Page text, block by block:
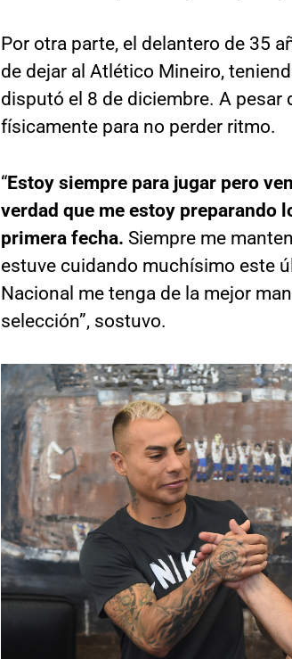
Por otra parte, el delantero de 35
de dejar al Atlético Mineiro,
disputó el 8 de diciembre. A pesar
físicamente para no perder ritmo.
“Estoy siempre para jugar pero
verdad que me estoy preparando
primera fecha. Siempre me
estuve cuidando muchísimo este
Nacional me tenga de la mejor
selección”, sostuvo.